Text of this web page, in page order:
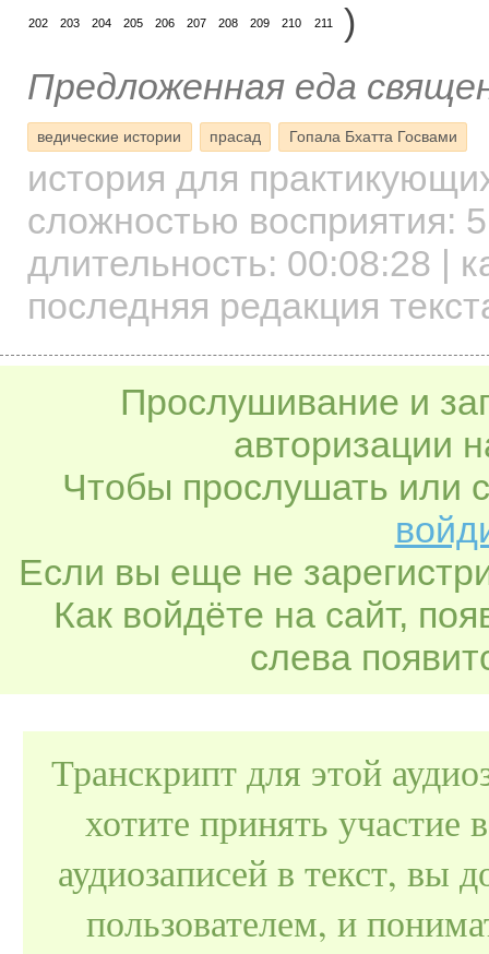
202 203 204 205 206 207 208 209 210 211
)
Предложенная еда
ведические истории прасад Гопала Бхатта Госвами
история для
сложностью восприятия: 5
длительность: 00:08:28 |
последняя редакция
Прослушивание и
авторизации
Чтобы прослушать или
Если вы еще не
Как войдёте на сайт,
слева
Транскрипт для этой
хотите принять
аудиозаписей в текст, вы
пользователем, и